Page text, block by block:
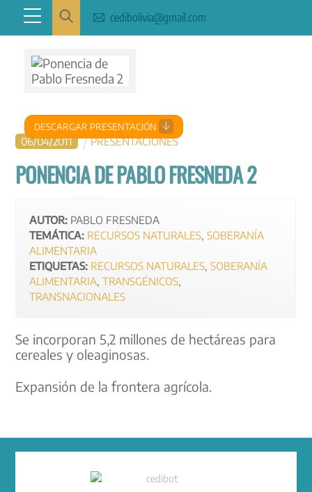
content
Menu cedibolivia@gmail.com
06/04/2011 PRESENTACIONES
PONENCIA DE PABLO FRESNEDA 2
AUTOR: PABLO FRESNEDA
TEMÁTICA: RECURSOS NATURALES ,SOBERANÍA
ALIMENTARIA
ETIQUETAS: RECURSOS NATURALES ,SOBERANÍA
ALIMENTARIA ,TRANSGÉNICOS
TRANSNACIONALES
Se incorporan 5,2 millones de hectáreas para
cereales y oleaginosas.
Expansión de la frontera agrícola.
DESCARGAR PRESENTACIÓN